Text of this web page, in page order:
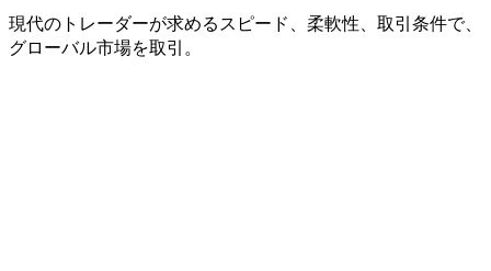
現代の トレーダーが求める スピード、 柔軟性、 取引条件で、
グローバル市場を取引。